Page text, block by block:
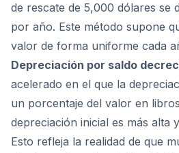
de rescate de 5,000 dólares se
por año. Este método supone
valor de forma uniforme cada
Depreciación por saldo
acelerado en el que la
un porcentaje del valor en
depreciación inicial es más alta
Esto refleja la realidad de que